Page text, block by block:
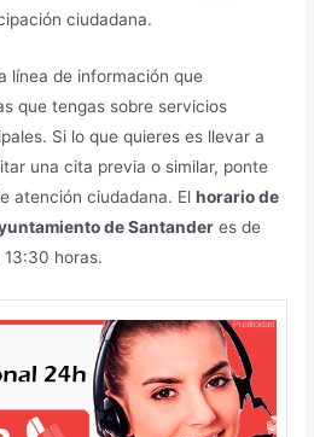
ciudadana.
línea de información que
que tengas sobre servicios
Si lo que quieres es llevar a
una cita previa o similar, ponte
atención ciudadana. Elhorario de
de Santander es de
horas.